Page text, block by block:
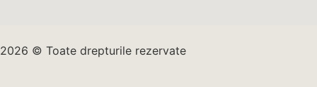
2026 © Toate drepturile rezervate